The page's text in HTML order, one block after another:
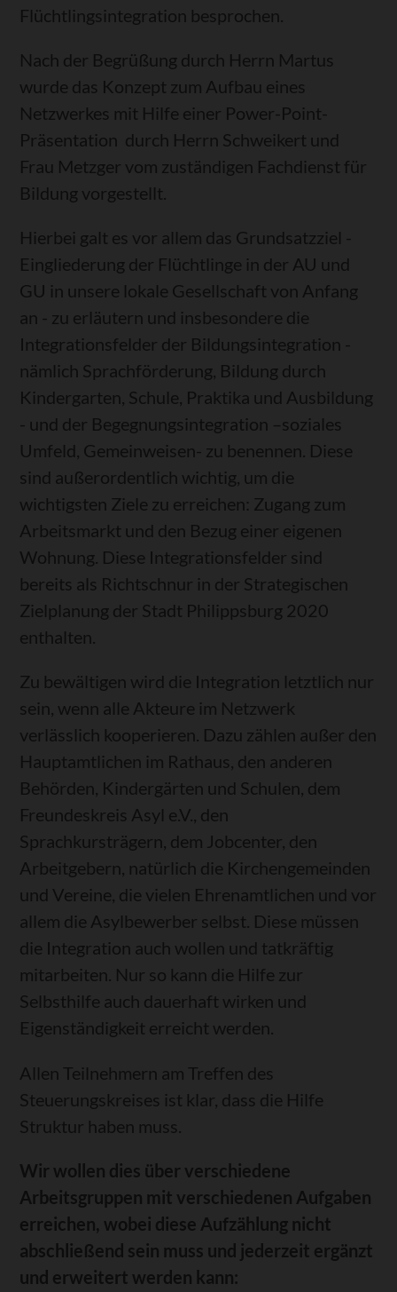
Flüchtlingsintegration besprochen.
Nach der Begrüßung durch Herrn Martus
wurde das Konzept zum Aufbau eines
Netzwerkes mit Hilfe einer Power-Point-
Präsentation durch Herrn Schweikert und
Frau Metzger vom zuständigen Fachdienst für
Bildung vorgestellt.
Hierbei galt es vor allem das Grundsatzziel -
Eingliederung der Flüchtlinge in der AU und
GU in unsere lokale Gesellschaft von Anfang
an - zu erläutern und insbesondere die
Integrationsfelder der Bildungsintegration -
nämlich Sprachförderung, Bildung durch
Kindergarten, Schule, Praktika und Ausbildung
- und der Begegnungsintegration –soziales
Umfeld, Gemeinweisen- zu benennen. Diese
sind außerordentlich wichtig, um die
wichtigsten Ziele zu erreichen: Zugang zum
Arbeitsmarkt und den Bezug einer eigenen
Wohnung. Diese Integrationsfelder sind
bereits als Richtschnur in der Strategischen
Zielplanung der Stadt Philippsburg 2020
enthalten.
Zu bewältigen wird die Integration letztlich nur
sein, wenn alle Akteure im Netzwerk
verlässlich kooperieren. Dazu zählen außer den
Hauptamtlichen im Rathaus, den anderen
Behörden, Kindergärten und Schulen, dem
Freundeskreis Asyl e.V., den
Sprachkursträgern, dem Jobcenter, den
Arbeitgebern, natürlich die Kirchengemeinden
und Vereine, die vielen Ehrenamtlichen und vor
allem die Asylbewerber selbst. Diese müssen
die Integration auch wollen und tatkräftig
mitarbeiten. Nur so kann die Hilfe zur
Selbsthilfe auch dauerhaft wirken und
Eigenständigkeit erreicht werden.
Allen Teilnehmern am Treffen des
Steuerungskreises ist klar, dass die Hilfe
Struktur haben muss.
Wir wollen dies über verschiedene
Arbeitsgruppen mit verschiedenen Aufgaben
erreichen, wobei diese Aufzählung nicht
abschließend sein muss und jederzeit ergänzt
und erweitert werden kann: